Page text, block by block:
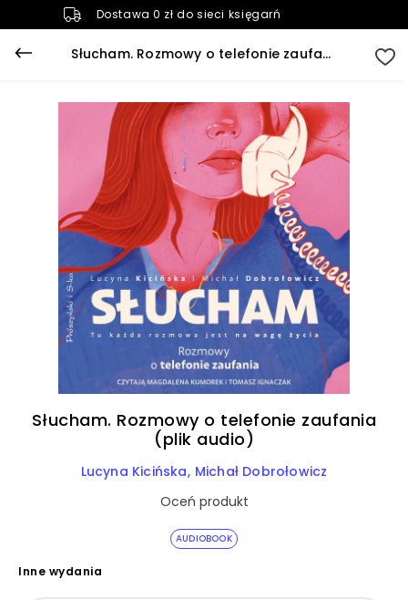
Dostawa 0 zł do sieci księgarń
Słucham. Rozmowy o telefonie zaufania (plik audio)
AUDIOBOOK
Słucham. Rozmowy o telefonie zaufania
(plik audio)
Lucyna Kicińska Michał Dobrołowicz
Oceń produkt
Inne wydania